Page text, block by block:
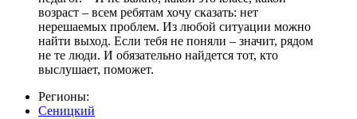
возраст – всем ребятам хочу сказать: нет
нерешаемых проблем. Из любой ситуации можно
найти выход. Если тебя не поняли – значит, рядом
не те люди. И обязательно найдется тот, кто
выслушает, поможет.
Регионы:
Сеницкий